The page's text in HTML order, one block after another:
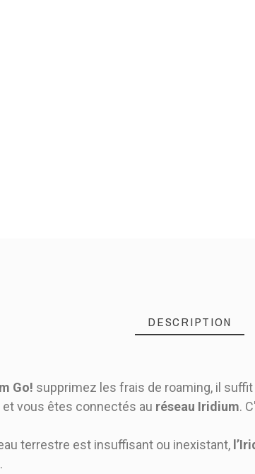
DESCRIPTION
Go! supprimez les frais de roaming, il
et vous êtes connectés au réseau Iridium.
terrestre est insuffisant ou inexistant,